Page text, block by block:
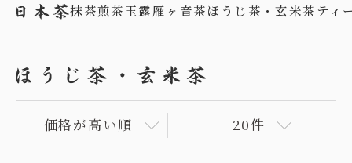
抹茶煎茶玉露雁ヶ音茶ほうじ茶・玄米茶 ティ